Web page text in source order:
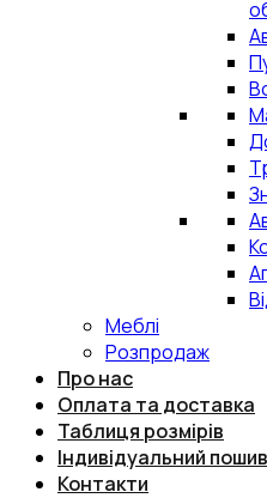
Меблі
Розпродаж
Про нас
Оплата та доставка
Таблиця розмірів
Індивідуальний пошив
Контакти